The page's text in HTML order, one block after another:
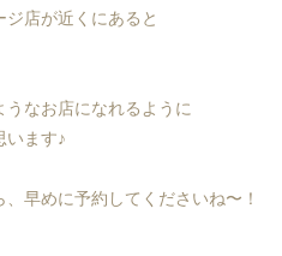
店が近くにあると
なお店になれるように
います♪
早めに予約してくださいね〜！